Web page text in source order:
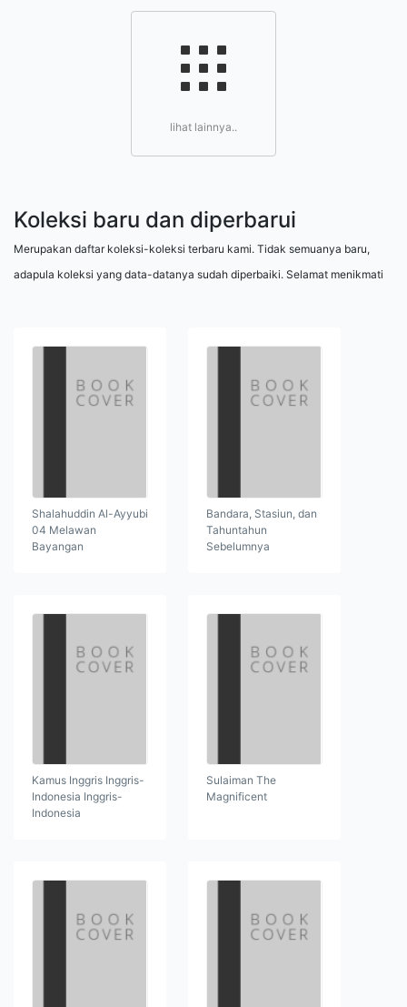
lihat lainnya..
Koleksi baru dan diperbarui
Merupakan daftar koleksi-koleksi terbaru kami. Tidak semuanya baru,
adapula koleksi yang data-datanya sudah diperbaiki. Selamat menikmati
Shalahuddin Al-Ayyubi
04 Melawan
Bayangan
Bandara, Stasiun, dan
Tahuntahun
Sebelumnya
Kamus Inggris Inggris-
Indonesia Inggris-
Indonesia
Sulaiman The
Magnificent